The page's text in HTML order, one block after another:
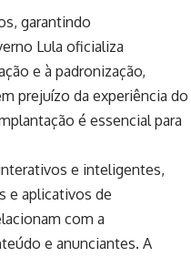
garantindo
Lula oficializa
e à padronização,
prejuízo da experiência do
é essencial para
e inteligentes,
e aplicativos de
com a
e anunciantes. A